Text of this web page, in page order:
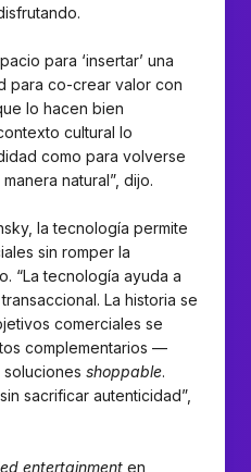
para ‘insertar’ una
para co-crear valor con
lo hacen bien
cultural lo
como para volverse
natural”, dijo.
la tecnología permite
sin romper la
“La tecnología ayuda a
La historia se
comerciales se
complementarios —
shoppable.
sacrificar autenticidad”,
entertainment en